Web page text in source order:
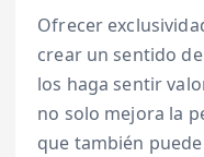
Ofrecer
crear un sentido
los haga sentir
no solo mejora la
que también